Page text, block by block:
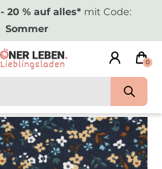
- 20 % auf alles* mit Code:
Sommer
0